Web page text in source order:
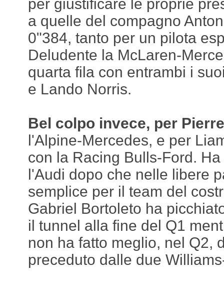
per giustificare le proprie
a quelle del compagno
0"384, tanto per un pilota
Deludente la McLaren-
quarta fila con entrambi i
e Lando Norris.
Bel colpo invece, per
l'Alpine-Mercedes, e per
con la Racing Bulls-Ford.
l'Audi dopo che nelle libere
semplice per il team del
Gabriel Bortoleto ha
il tunnel alla fine del Q1
non ha fatto meglio, nel Q2,
preceduto dalle due